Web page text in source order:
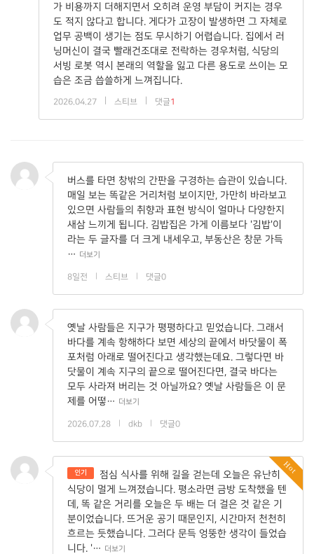
가 비용까지 더해지면서 오히려 운영 부담이 커지는 경우
도 적지 않다고 합니다. 게다가 고장이 발생하면 그 자체로
업무 공백이 생기는 점도 무시하기 어렵습니다. 집에서 러
닝머신이 결국 빨래건조대로 전락하는 경우처럼, 식당의
서빙 로봇 역시 본래의 역할을 잃고 다른 용도로 쓰이는 모
습은 조금 씁쓸하게 느껴집니다.
2026.04.27 스티브 댓글1
버스를 타면 창밖의 간판을 구경하는 습관이 있습니다.
매일 보는 똑같은 거리처럼 보이지만, 가만히 바라보고
있으면 사람들의 취향과 표현 방식이 얼마나 다양한지
새삼 느끼게 됩니다. 김밥집은 가게 이름보다 '김밥'이
라는 두 글자를 더 크게 내세우고, 부동산은 창문 가득
… 더보기
8일전 스티브 댓글0
옛날 사람들은 지구가 평평하다고 믿었습니다. 그래서
바다를 계속 항해하다 보면 세상의 끝에서 바닷물이 폭
포처럼 아래로 떨어진다고 생각했는데요. 그렇다면 바
닷물이 계속 지구의 끝으로 떨어진다면, 결국 바다는
모두 사라져 버리는 것 아닐까요? 옛날 사람들은 이 문
제를 어떻… 더보기
2026.07.28 dkb 댓글0
Hot
인기
점심 식사를 위해 길을 걷는데 오늘은 유난히
식당이 멀게 느껴졌습니다. 평소라면 금방 도착했을 텐
데, 똑 같은 거리를 오늘은 두 배는 더 걸은 것 같은 기
분이었습니다. 뜨거운 공기 때문인지, 시간마저 천천히
흐르는 듯했습니다. 그러다 문득 엉뚱한 생각이 들었습
니다. '… 더보기